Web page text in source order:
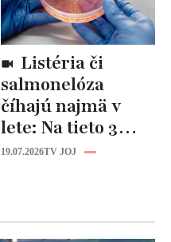
salmonelóza
číhajú najmä v
lete: Na tieto 3
pravidlá pri jedle
19.07.2026TV JOJ